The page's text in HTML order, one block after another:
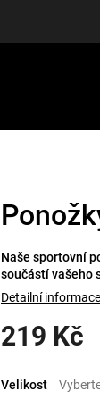
219 Kč
cena:
Velikost
Naše sportovní
součástí vašeho
Detailní informace